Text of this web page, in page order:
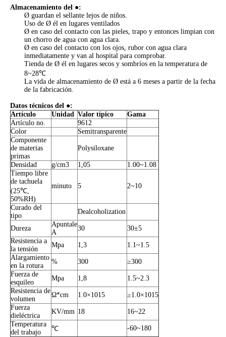
Almacenamiento del ●:
Ø guardan el sellante lejos de niños.
Uso de Ø él en lugares ventilados
Ø en caso del contacto con las pieles, trapo y entonces limpian con
un chorro de agua con agua clara.
Ø en caso del contacto con los ojos, rubor con agua clara
inmediatamente y van al hospital para comprobar.
Tienda de Ø él en lugares secos y sombríos en la temperatura de
8~28℃
La vida de almacenamiento de Ø está a 6 meses a partir de la fecha
de la fabricación.
Datos técnicos del ●:
Artículo
Unidad Valor típico
Gama
Artículo no.
9612
Color
Semitransparente
Componente
de materias
primas
Polysiloxane
Densidad g/cm3 1,05
1.00~1.08
Tiempo libre
de tachuela
(25℃,
50%RH)
minuto 5 2~10
Curado del
tipo
Dealcoholization
Dureza
Apuntale
A
30
30±5
Resistencia a
la tensión
Mpa 1,3
1.1~1.5
Alargamiento
en la rotura
% 300
≥300
Fuerza de
esquileo
Mpa 1,8
1.5~2.3
Resistencia de
volumen
Ω*cm 1.0×1015
≥1.0×1015
Fuerza
dieléctrica
KV/mm 18
16~22
Temperatura
del trabajo
℃ -60~180